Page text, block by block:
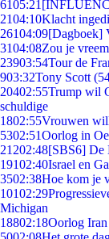
6105:21
2104:10Klacht
26104:09[Dagboek]
3104:08Zou je
23903:54Tour de
903:32Tony Scott
20402:55Trump wil
schuldige
1802:55Vrouwen
5302:51Oorlog in
21202:48[SBS6] De
19102:40Israel en
3502:38Hoe kom je
10102:29
Michigan
18802:18Oorlog